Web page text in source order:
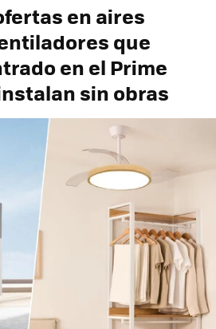
en aires
que
en el Prime
sin obras